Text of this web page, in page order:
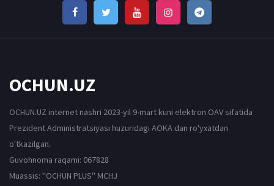
OCHUN.UZ
OCHUN.UZ internet nashri 2023-yil 9-mart kuni elektron OAV sifatida
Prezident Administratsiyasi huzuridagi AOKA dan ro'yxatdan
o'tkazilgan.
Guvohnoma raqami: 067828
Muassis: ''OCHUN PLUS'' MCHJ